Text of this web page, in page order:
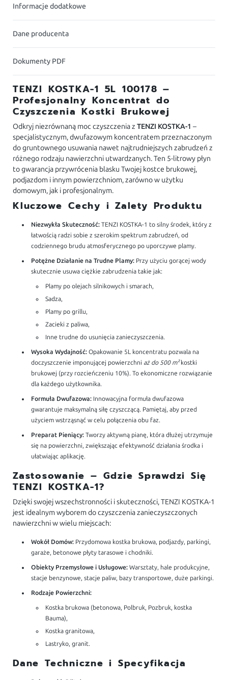
Informacje dodatkowe
Dane producenta
Dokumenty PDF
TENZI KOSTKA-1 5L 100178 –
Profesjonalny Koncentrat do
Czyszczenia Kostki Brukowej
Odkryj niezrównaną moc czyszczenia zTENZI KOSTKA-1 –
specjalistycznym, dwufazowym koncentratem przeznaczonym
do gruntownego usuwania nawet najtrudniejszych zabrudzeń z
różnego rodzaju nawierzchni utwardzanych. Ten 5-litrowy płyn
to gwarancja przywrócenia blasku Twojej kostce brukowej,
podjazdom i innym powierzchniom, zarówno w użytku
domowym, jak i profesjonalnym.
Kluczowe Cechy i Zalety Produktu
Niezwykła Skuteczność: TENZI KOSTKA-1 to silny środek, który z
łatwością radzi sobie z szerokim spektrum zabrudzeń, od
codziennego brudu atmosferycznego po uporczywe plamy.
Potężne Działanie na Trudne Plamy: Przy użyciu gorącej wody
skutecznie usuwa ciężkie zabrudzenia takie jak:
Plamy po olejach silnikowych i smarach,
Sadza,
Plamy po grillu,
Zacieki z paliwa,
Inne trudne do usunięcia zanieczyszczenia.
Wysoka Wydajność: Opakowanie 5L koncentratu pozwala na
doczyszczenie imponującej powierzchni aż do 500 m²kostki
brukowej (przy rozcieńczeniu 10%). To ekonomiczne rozwiązanie
dla każdego użytkownika.
Formuła Dwufazowa: Innowacyjna formuła dwufazowa
gwarantuje maksymalną siłę czyszczącą. Pamiętaj, aby przed
użyciem wstrząsnąć w celu połączenia obu faz.
Preparat Pieniący: Tworzy aktywną pianę, która dłużej utrzymuje
się na powierzchni, zwiększając efektywność działania środka i
ułatwiając aplikację.
Zastosowanie – Gdzie Sprawdzi Się
TENZI KOSTKA-1?
Dzięki swojej wszechstronności i skuteczności, TENZI KOSTKA-1
jest idealnym wyborem do czyszczenia zanieczyszczonych
nawierzchni w wielu miejscach:
Wokół Domów: Przydomowa kostka brukowa, podjazdy, parkingi,
garaże, betonowe płyty tarasowe i chodniki.
Obiekty Przemysłowe i Usługowe: Warsztaty, hale produkcyjne,
stacje benzynowe, stacje paliw, bazy transportowe, duże parkingi.
Rodzaje Powierzchni:
Kostka brukowa (betonowa, Polbruk, Pozbruk, kostka
Bauma),
Kostka granitowa,
Lastryko, granit.
Dane Techniczne i Specyfikacja